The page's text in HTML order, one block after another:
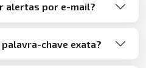
alertas por e-mail?
chave exata?